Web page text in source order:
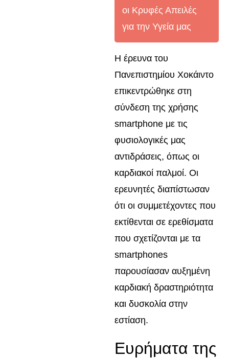
οι Κρυφές Απειλές
για την Υγεία μας
Η έρευνα του
Πανεπιστημίου Χοκάιντο
επικεντρώθηκε στη
σύνδεση της χρήσης
smartphone με τις
φυσιολογικές μας
αντιδράσεις, όπως οι
καρδιακοί παλμοί. Οι
ερευνητές διαπίστωσαν
ότι οι συμμετέχοντες που
εκτίθενται σε ερεθίσματα
που σχετίζονται με τα
smartphones
παρουσίασαν αυξημένη
καρδιακή δραστηριότητα
και δυσκολία στην
εστίαση.
Ευρήματα της